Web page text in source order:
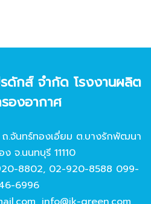
ดักส์ จํากัด โรงงานผลิต
องอากาศ
.จันทร์ทองเอี่ยม ต.บางรักพัฒนา
จ.นนทบุรี 11110
8802, 02-920-8588 099-
6996